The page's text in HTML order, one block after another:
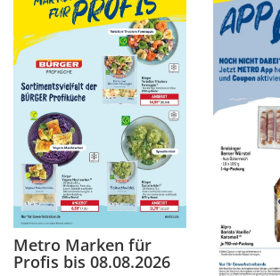
Metro Marken für
Profis bis 08.08.2026